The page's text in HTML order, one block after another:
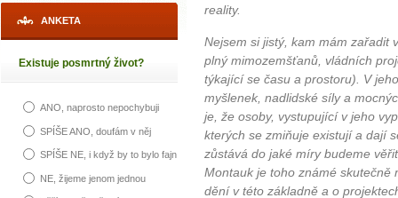
ANKETA
Existuje posmrtný život?
ANO, naprosto nepochybuji
SPÍŠE ANO, doufám v něj
SPÍŠE NE, i když by to bylo fajn
NE, žijeme jenom jednou
reality.
Nejsem si jistý, kam mám zařadit
plný mimozemšťanů, vládních
týkající se času a prostoru). V
myšlenek, nadlidské síly a
je, že osoby, vystupující v jeho
kterých se zmiňuje existují a dají
zůstává do jaké míry budeme
Montauk je toho známé skutečně
dění v této základně a o